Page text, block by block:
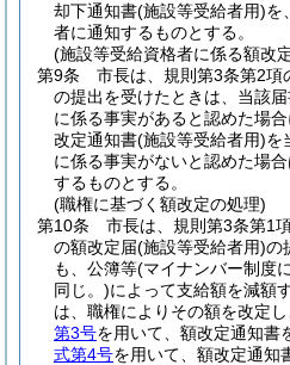
却下通知書(施設等受給者用)を、
者に通知するものとする。
(施設等受給資格者に係る額改
第9条
市長は、規則第3条第2項
の提出を受けたときは、当該
に係る事実があると認めた場
改定通知書(施設等受給者用)を
に係る事実がないと認めた場
するものとする。
(職権に基づく額改定の処理)
第10条
市長は、規則第3条第1
の額改定届(施設等受給者用)の
も、公簿等(マイナンバー制度
同じ。)によって支給額を減額
は、職権によりその額を改定
第3号を用いて、額改定通知書
式第4号を用いて、額改定通知